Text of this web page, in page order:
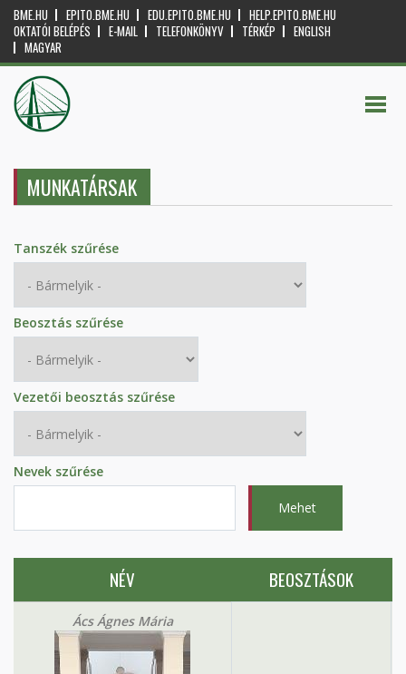
BME.HU EPITO.BME.HU EDU.EPITO.BME.HU
HELP.EPITO.BME.HU
OKTATÓI BELÉPÉS
E-MAIL TELEFONKÖNYV TÉRKÉP
ENGLISH
MAGYAR
MUNKATÁRSAK
Tanszék szűrése
Beosztás szűrése
Vezetői beosztás szűrése
Nevek szűrése
NÉV BEOSZTÁSOK
Ács Ágnes Mária